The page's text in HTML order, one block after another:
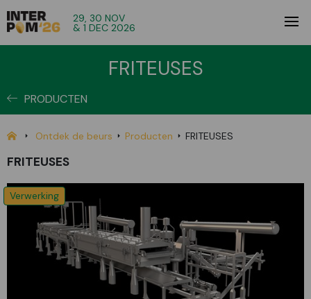
29, 30 NOV
& 1 DEC 2026
FRITEUSES
PRODUCTEN
Ontdek de beurs Producten FRITEUSES
FRITEUSES
Verwerking